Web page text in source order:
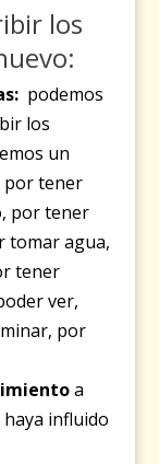
los
podemos
los
un
por tener
por tener
tomar agua,
tener
ver,
por
a
influido